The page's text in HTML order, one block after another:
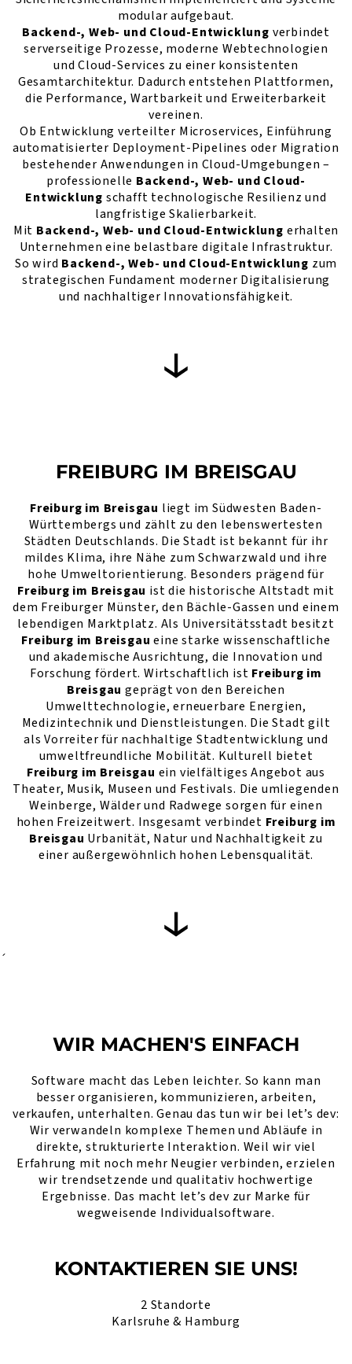
modular aufgebaut.
Backend-, Web- und Cloud-Entwicklung verbindet
serverseitige Prozesse, moderne Webtechnologien
und Cloud-Services zu einer konsistenten
Gesamtarchitektur. Dadurch entstehen Plattformen,
die Performance, Wartbarkeit und Erweiterbarkeit
vereinen.
Ob Entwicklung verteilter Microservices, Einführung
automatisierter Deployment-Pipelines oder Migration
bestehender Anwendungen in Cloud-Umgebungen –
professionelle Backend-, Web- und Cloud-
Entwicklung schafft technologische Resilienz und
langfristige Skalierbarkeit.
Mit Backend-, Web- und Cloud-Entwicklung erhalten
Unternehmen eine belastbare digitale Infrastruktur.
So wird Backend-, Web- und Cloud-Entwicklung zum
strategischen Fundament moderner Digitalisierung
und nachhaltiger Innovationsfähigkeit.
FREIBURG IM BREISGAU
Freiburg im Breisgau liegt im Südwesten Baden-
Württembergs und zählt zu den lebenswertesten
Städten Deutschlands. Die Stadt ist bekannt für ihr
mildes Klima, ihre Nähe zum Schwarzwald und ihre
hohe Umweltorientierung. Besonders prägend für
Freiburg im Breisgau ist die historische Altstadt mit
dem Freiburger Münster, den Bächle-Gassen und einem
lebendigen Marktplatz. Als Universitätsstadt besitzt
Freiburg im Breisgau eine starke wissenschaftliche
und akademische Ausrichtung, die Innovation und
Forschung fördert. Wirtschaftlich ist Freiburg im
Breisgau geprägt von den Bereichen
Umwelttechnologie, erneuerbare Energien,
Medizintechnik und Dienstleistungen. Die Stadt gilt
als Vorreiter für nachhaltige Stadtentwicklung und
umweltfreundliche Mobilität. Kulturell bietet
Freiburg im Breisgau ein vielfältiges Angebot aus
Theater, Musik, Museen und Festivals. Die umliegenden
Weinberge, Wälder und Radwege sorgen für einen
hohen Freizeitwert. Insgesamt verbindet Freiburg im
Breisgau Urbanität, Natur und Nachhaltigkeit zu
einer außergewöhnlich hohen Lebensqualität.
´
WIR MACHEN'S EINFACH
Software macht das Leben leichter. So kann man
besser organisieren, kommunizieren, arbeiten,
verkaufen, unterhalten. Genau das tun wir bei let’s dev:
Wir verwandeln komplexe Themen und Abläufe in
direkte, strukturierte Interaktion. Weil wir viel
Erfahrung mit noch mehr Neugier verbinden, erzielen
wir trendsetzende und qualitativ hochwertige
Ergebnisse. Das macht let’s dev zur Marke für
wegweisende Individualsoftware.
KONTAKTIEREN SIE UNS!
2 Standorte
Karlsruhe & Hamburg